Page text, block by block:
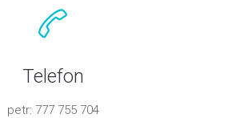
Telefon
petr: 777 755 704